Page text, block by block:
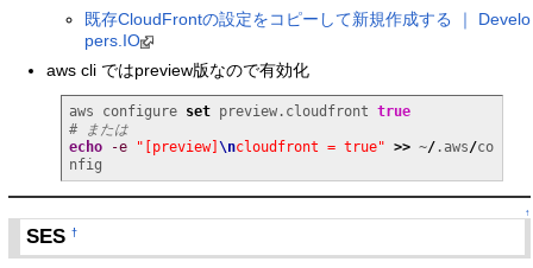
既存CloudFrontの設定をコピーして新規作成する ｜ Develo
pers.IO
aws cli ではpreview版なので有効化
aws configure set preview.cloudfront true
# または
echo
-e "[preview] \ncloudfront = true" >> ~/.aws/co
nfig
↑
SES†